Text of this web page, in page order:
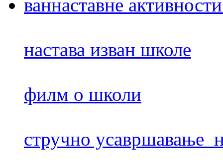
ваннаставне
настава изван школе
филм о школи
стручно усавршавање